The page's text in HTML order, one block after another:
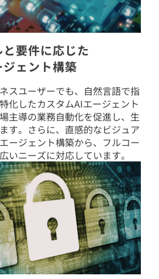
要件に応じた
ジェント構築
スユーザーでも、自然言語で指
化したカスタムAIエージェント
主導の業務自動化を促進し、生
す。さらに、直感的なビジュア
ージェント構築から、フルコー
いニーズに対応しています。